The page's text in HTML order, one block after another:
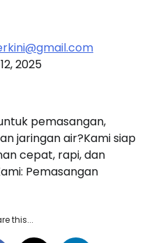
2025
pemasangan,
jaringan air?Kami siap
cepat, rapi, dan
Pemasangan
this...